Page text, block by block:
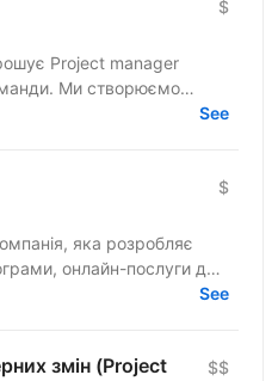
$
Project manager
Ми створюємо
у Канаді, США,See
$
яка розробляє
онлайн-послуги для
головна мета -
See
змін (Project
$$